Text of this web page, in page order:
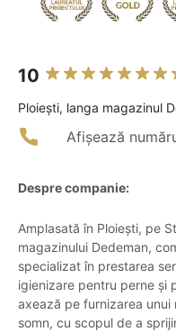
10
Ploieşti, langa magazinul
Afișează
Despre companie:
Amplasată în Ploiești, pe
magazinului Dedeman,
specializat în prestarea
igienizare pentru perne și
axează pe furnizarea
somn, cu scopul de a